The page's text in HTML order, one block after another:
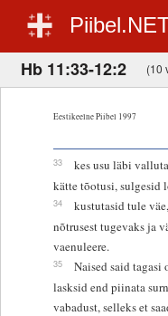
Hb 11:33-12:2 (10
Eestikeelne Piibel 1997
33
kes usu läbi
kätte tõotusi, sulgesid
34
kustutasid tule
nõtrusest tugevaks ja
vaenuleere.
35
Naised said tagasi
lasksid end piinata
vabadust, selleks et